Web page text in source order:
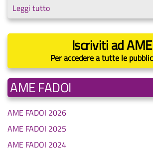
Leggi tutto
Iscriviti ad AME
Per accedere a tutte le
AME FADOI
AME FADOI 2026
AME FADOI 2025
AME FADOI 2024